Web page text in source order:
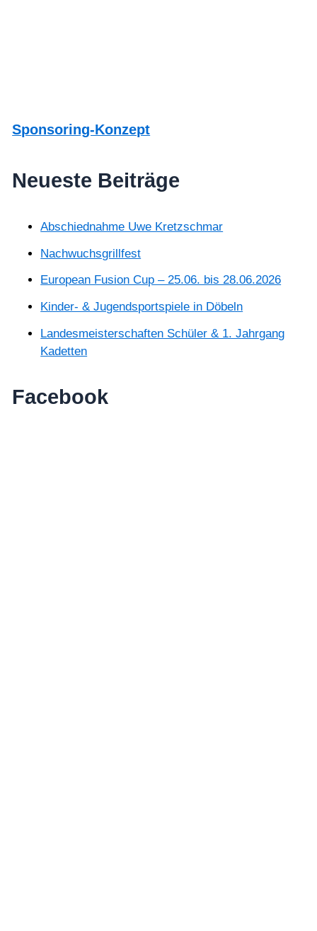
Sponsoring-Konzept
Neueste Beiträge
Abschiednahme Uwe Kretzschmar
Nachwuchsgrillfest
European Fusion Cup – 25.06. bis 28.06.2026
Kinder- & Jugendsportspiele in Döbeln
Landesmeisterschaften Schüler & 1. Jahrgang
Kadetten
Facebook